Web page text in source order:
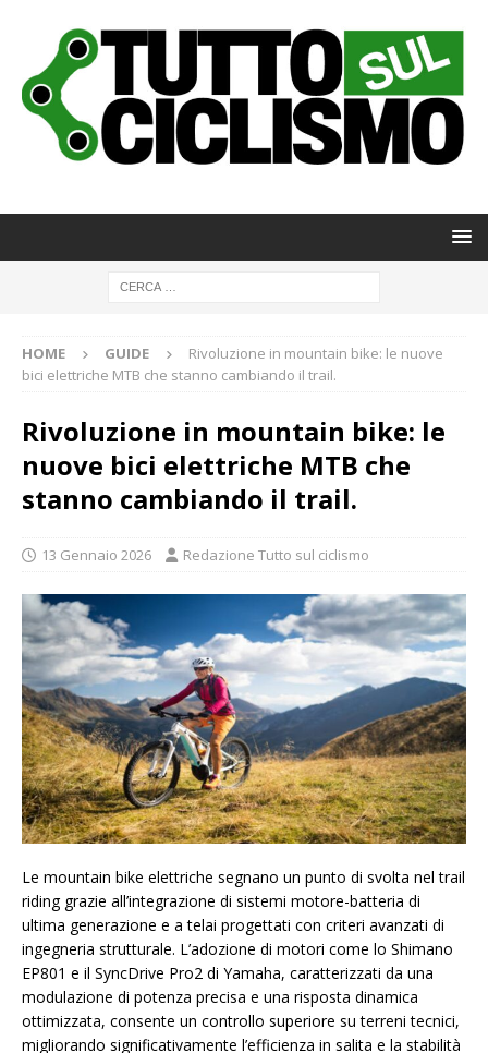
HOME GUIDE
Rivoluzione in mountain bike: le nuove
bici elettriche MTB che stanno cambiando il trail.
Rivoluzione in mountain bike: le
nuove bici elettriche MTB che
stanno cambiando il trail.
13 Gennaio 2026 Redazione Tutto sul ciclismo
Le mountain bike elettriche segnano un punto di svolta nel trail
riding grazie all’integrazione di sistemi motore-batteria di
ultima generazione e a telai progettati con criteri avanzati di
ingegneria strutturale. L’adozione di motori come lo Shimano
EP801 e il SyncDrive Pro2 di Yamaha, caratterizzati da una
modulazione di potenza precisa e una risposta dinamica
ottimizzata, consente un controllo superiore su terreni tecnici,
migliorando significativamente l’efficienza in salita e la stabilità